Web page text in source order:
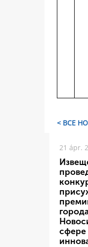
< ВСЕ
21 ápr.
сфере